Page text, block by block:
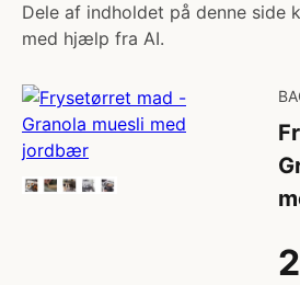
Dele af indholdet på denne side
med hjælp fra AI.